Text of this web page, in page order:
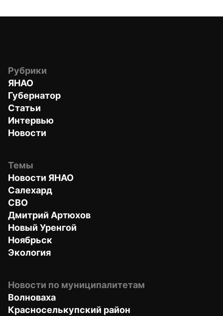
Рубрики
ЯНАО
Губернатор
Статьи
Интервью
Новости
Темы
Новости ЯНАО
Салехард
СВО
Дмитрий Артюхов
Новый Уренгой
Ноябрьск
Экология
Новости по муниципалитетам
Волноваха
Красноселькупский район